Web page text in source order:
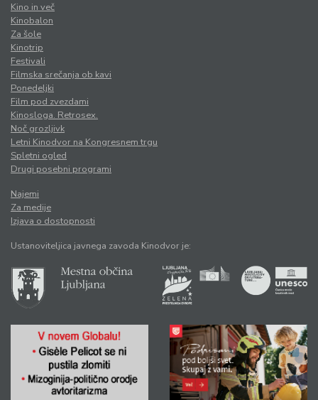
Kino in več
Kinobalon
Za šole
Kinotrip
Festivali
Filmska srečanja ob kavi
Ponedeljki
Film pod zvezdami
Kinosloga. Retrosex.
Noč grozljivk
Letni Kinodvor na Kongresnem trgu
Spletni ogled
Drugi posebni programi
Najemi
Za medije
Izjava o dostopnosti
Ustanoviteljica javnega zavoda Kinodvor je: